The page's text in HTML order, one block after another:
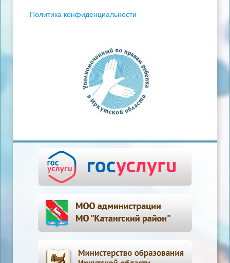
Политика конфиденциальности